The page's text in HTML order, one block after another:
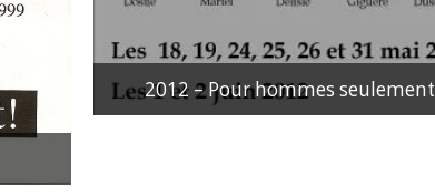
2012 – Pour hommes seulement